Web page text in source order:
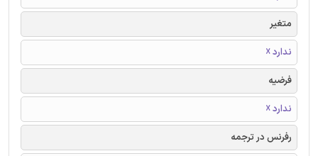
متغیر
ندارد ☓
فرضیه
ندارد ☓
رفرنس در ترجمه